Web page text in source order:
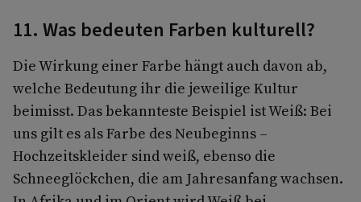
11. Was bedeuten Farben kulturell?
Die Wirkung einer Farbe hängt auch davon ab,
welche Bedeutung ihr die jeweilige Kultur
beimisst. Das bekannteste Beispiel ist Weiß: Bei
uns gilt es als Farbe des Neubeginns –
Hochzeitskleider sind weiß, ebenso die
Schneeglöckchen, die am Jahresanfang wachsen.